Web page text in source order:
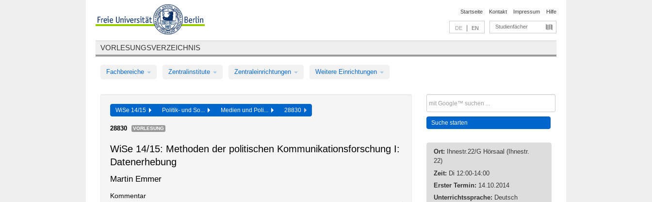
Startseite Kontakt Impressum Hilfe
DE EN Studienfächer
VORLESUNGSVERZEICHNIS
Fachbereiche Zentralinstitute Zentraleinrichtungen Weitere Einrichtungen
WiSe 14/15 Politik- und So... Medien und Poli... 28830
28830 VORLESUNG
WiSe 14/15: Methoden der politischen Kommunikationsforschung I:
Datenerhebung
Martin Emmer
Kommentar
Ort:
Ihnestr.22/G Hörsaal (Ihnestr.
22)
Zeit: Di 12:00-14:00
Erster Termin: 14.10.2014
Unterrichtssprache: Deutsch